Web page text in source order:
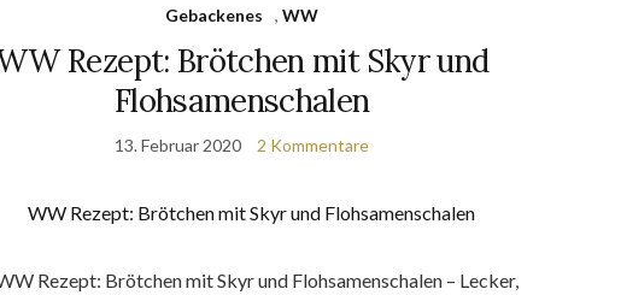
Gebackenes ,WW
Rezept: Brötchen mit Skyr und
Flohsamenschalen
13. Februar 2020 2 Kommentare
Rezept: Brötchen mit Skyr und Flohsamenschalen – Lecker,